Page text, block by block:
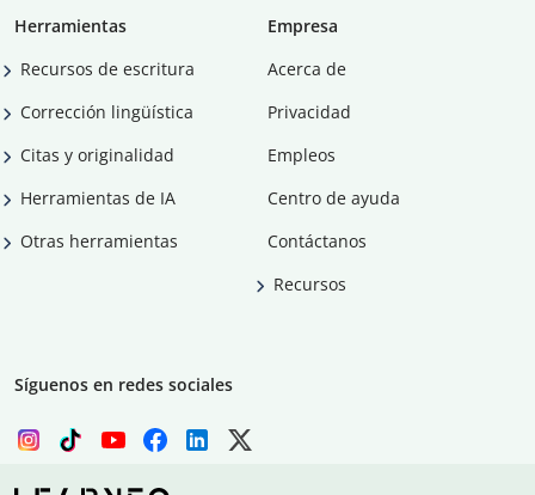
Herramientas
Recursos de escritura
Corrección lingüística
Citas y originalidad
Herramientas de IA
Otras herramientas
Empresa
Acerca de
Privacidad
Empleos
Centro de ayuda
Contáctanos
Recursos
Síguenos en redes sociales